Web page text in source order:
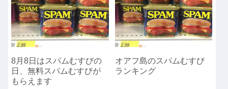
8月8日はスパムむすびの
日、無料スパムむすびが
もらえます
オアフ島のスパムむすび
ランキング